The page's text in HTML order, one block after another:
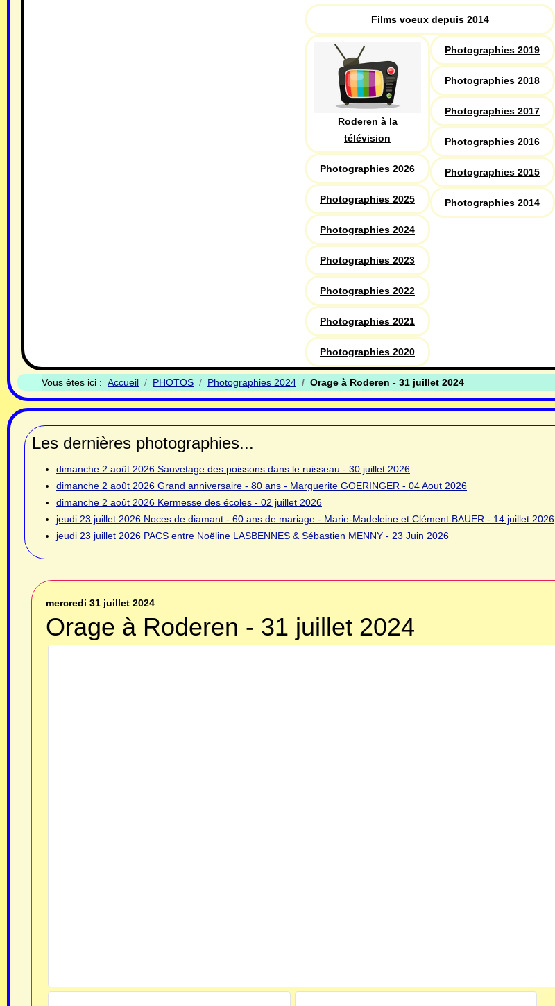
Films voeux depuis 2014
Roderen à la
télévision
Photographies 2026
Photographies 2025
Photographies 2024
Photographies 2023
Photographies 2022
Photographies 2021
Photographies 2020
Photographies 2019
Photographies 2018
Photographies 2017
Photographies 2016
Photographies 2015
Photographies 2014
Vous êtes ici : Accueil PHOTOS Photographies 2024 Orage à Roderen - 31 juillet 2024
Les dernières photographies...
dimanche 2 août 2026 Sauvetage des poissons dans le ruisseau - 30 juillet 2026
dimanche 2 août 2026 Grand anniversaire - 80 ans - Marguerite GOERINGER - 04 Aout 2026
dimanche 2 août 2026 Kermesse des écoles - 02 juillet 2026
jeudi 23 juillet 2026 Noces de diamant - 60 ans de mariage - Marie-Madeleine et Clément BAUER - 14 juillet 2026
jeudi 23 juillet 2026 PACS entre Noëline LASBENNES & Sébastien MENNY - 23 Juin 2026
mercredi 31 juillet 2024
Orage à Roderen - 31 juillet 2024